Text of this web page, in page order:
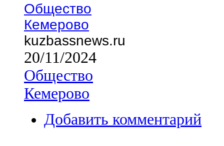
Общество
Кемерово
kuzbassnews.ru
20/11/2024
Общество
Кемерово
Добавить комментарий